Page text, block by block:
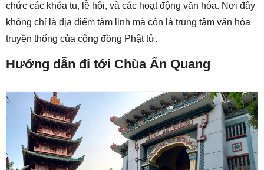
chức các khóa tu, lễ hội, và các hoạt động văn hóa. Nơi đây
không chỉ là địa điểm tâm linh mà còn là trung tâm văn hóa
truyền thống của cộng đồng Phật tử.
Hướng dẫn đi tới Chùa Ấn Quang